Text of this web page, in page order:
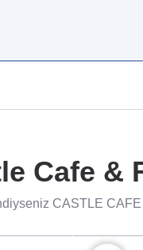
Cafe &
CASTLE CAFE